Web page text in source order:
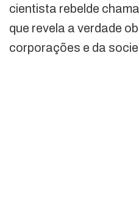
cientista rebelde
que revela a verdade
corporações e da